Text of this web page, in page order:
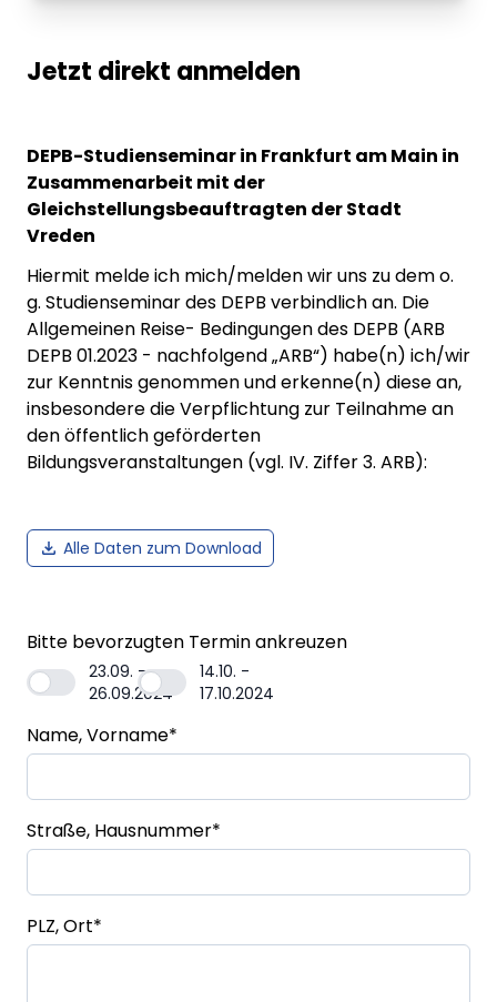
Jetzt direkt anmelden
DEPB-Studienseminar in Frankfurt am Main in
Zusammenarbeit mit der
Gleichstellungsbeauftragten der Stadt
Vreden
Hiermit melde ich mich/melden wir uns zu dem o.
g. Studienseminar des DEPB verbindlich an. Die
Allgemeinen Reise- Bedingungen des DEPB (ARB
DEPB 01.2023 - nachfolgend „ARB“) habe(n) ich/wir
zur Kenntnis genommen und erkenne(n) diese an,
insbesondere die Verpflichtung zur Teilnahme an
den öffentlich geförderten
Bildungsveranstaltungen (vgl. IV. Ziffer 3. ARB):
Alle Daten zum Download
Bitte bevorzugten Termin ankreuzen
23.09. -
26.09.2024
14.10. -
17.10.2024
Name, Vorname*
Straße, Hausnummer*
PLZ, Ort*